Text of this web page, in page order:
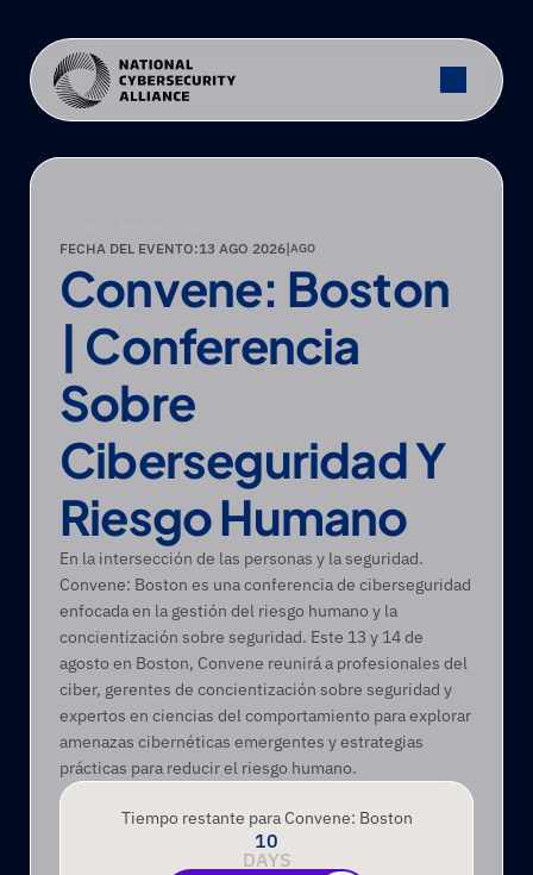
EVENTO
PONENTES
Agenda
¿POR QUÉ
¿POR QUÉ
TESTIMONIOS
FECHA DEL EVENTO:13 AGO 2026|AGO
Convene: Boston
| Conferencia
Sobre
Ciberseguridad Y
Riesgo Humano
En la intersección de las personas y la seguridad.
Convene: Boston es una conferencia de ciberseguridad
enfocada en la gestión del riesgo humano y la
concientización sobre seguridad. Este 13 y 14 de
agosto en Boston, Convene reunirá a profesionales del
ciber, gerentes de concientización sobre seguridad y
expertos en ciencias del comportamiento para explorar
amenazas cibernéticas emergentes y estrategias
prácticas para reducir el riesgo humano.
Tiempo restante para Convene: Boston
10
DAYS